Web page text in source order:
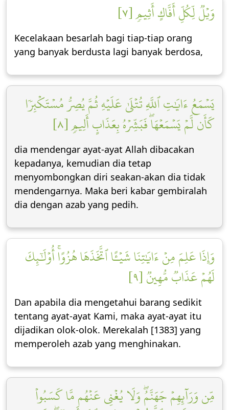
وَيۡلٞ لِّكُلِّ أَفَّاكٍ أَثِيمٖ [٧]
Kecelakaan besarlah bagi tiap-tiap orang
yang banyak berdusta lagi banyak berdosa,
يَسۡمَعُ ءَايَٰتِ ٱللَّهِ تُتۡلَىٰ عَلَيۡهِ ثُمَّ يُصِرُّ مُسۡتَكۡبِرٗا
كَأَن لَّمۡ يَسۡمَعۡهَاۖ فَبَشِّرۡهُ بِعَذَابٍ أَلِيمٖ [٨]
dia mendengar ayat-ayat Allah dibacakan
kepadanya, kemudian dia tetap
menyombongkan diri seakan-akan dia tidak
mendengarnya. Maka beri kabar gembiralah
dia dengan azab yang pedih.
وَإِذَا عَلِمَ مِنۡ ءَايَٰتِنَا شَيۡـًٔا ٱتَّخَذَهَا هُزُوًاۚ أُوْلَٰٓئِكَ
لَهُمۡ عَذَابٞ مُّهِينٞ [٩]
Dan apabila dia mengetahui barang sedikit
tentang ayat-ayat Kami, maka ayat-ayat itu
dijadikan olok-olok. Merekalah [1383] yang
memperoleh azab yang menghinakan.
مِّن وَرَآئِهِمۡ جَهَنَّمُۖ وَلَا يُغۡنِي عَنۡهُم مَّا كَسَبُواْ